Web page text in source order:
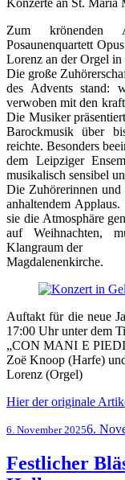
Zum krönenden
Posaunenquartett
Lorenz an der Orgel
Die große
des Advents stand:
verwoben mit den
Die Musiker
Barockmusik über
reichte. Besonders
dem Leipziger
musikalisch sensibel
Die Zuhörerinnen und
anhaltendem
sie die Atmosphäre
auf Weihnachten,
Klangraum der
Magdalenenkirche.
Auftakt für die neue
17:00 Uhr unter dem
„CON MANI E
Zoë Knoop (Harfe)
Lorenz (Orgel)
Hier der originale
Veröffentlicht
6. November 20256.
Festlicher